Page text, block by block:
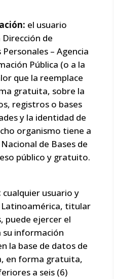
el usuario
de
– Agencia
Pública (o a la
que la reemplace
gratuita, sobre la
registros o bases
y la identidad de
organismo tiene a
de Bases de
público y gratuito.
cualquier usuario y
titular
puede ejercer el
su información
la base de datos de
en forma gratuita,
a seis (6)